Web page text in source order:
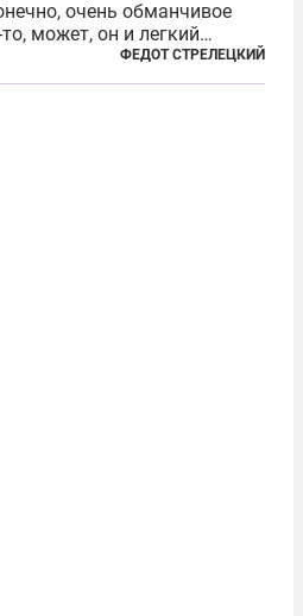
очень обманчивое
может, он и легкий
—
Десять рассказов,
ФЕДОТ СТРЕЛЕЦКИЙ